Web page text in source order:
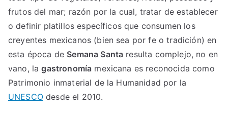
frutos del mar; razón por la cual, tratar de establecer
o definir platillos específicos que consumen los
creyentes mexicanos (bien sea por fe o tradición) en
esta época de Semana Santa resulta complejo, no en
vano, lagastronomía mexicana es reconocida como
Patrimonio inmaterial de la Humanidad por la
UNESCOdesde el 2010.